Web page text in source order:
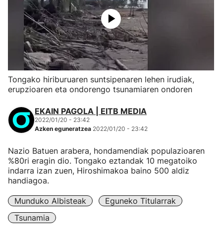
Tongako hiriburuaren suntsipenaren lehen irudiak,
erupzioaren eta ondorengo tsunamiaren ondoren
EKAIN PAGOLA | EITB MEDIA
2022/01/20 - 23:42
Azken eguneratzea 2022/01/20 - 23:42
Nazio Batuen arabera, hondamendiak populazioaren
%80ri eragin dio. Tongako eztandak 10 megatoiko
indarra izan zuen, Hiroshimakoa baino 500 aldiz
handiagoa.
Munduko Albisteak
Eguneko Titularrak
Tsunamia